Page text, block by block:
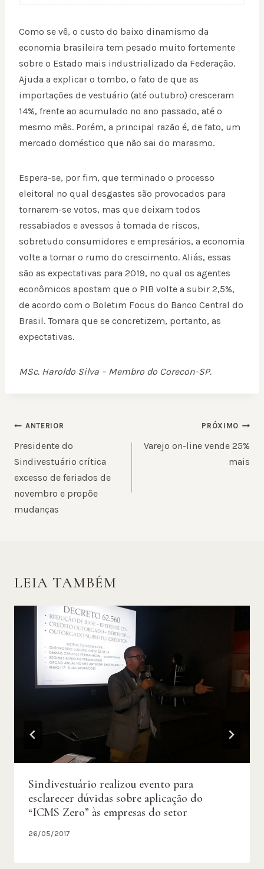
Como se vê, o custo do baixo dinamismo da
economia brasileira tem pesado muito fortemente
sobre o Estado mais industrializado da Federação.
Ajuda a explicar o tombo, o fato de que as
importações de vestuário (até outubro) cresceram
14%, frente ao acumulado no ano passado, até o
mesmo mês. Porém, a principal razão é, de fato, um
mercado doméstico que não sai do marasmo.
Espera-se, por fim, que terminado o processo
eleitoral no qual desgastes são provocados para
tornarem-se votos, mas que deixam todos
ressabiados e avessos à tomada de riscos,
sobretudo consumidores e empresários, a economia
volte a tomar o rumo do crescimento. Aliás, essas
são as expectativas para 2019, no qual os agentes
econômicos apostam que o PIB volte a subir 2,5%,
de acordo com o Boletim Focus do Banco Central do
Brasil. Tomara que se concretizem, portanto, as
expectativas.
MSc. Haroldo Silva – Membro do Corecon-SP.
NAVEGAÇÃO
DE
POST
ANTERIOR
Presidente do
Sindivestuário crítica
excesso de feriados de
novembro e propõe
mudanças
PRÓXIMO
Varejo on-line vende 25%
mais
LEIA TAMBÉM
Sindivestuário realizou evento para
esclarecer dúvidas sobre aplicação do
“ICMS Zero” às empresas do setor
26/05/2017